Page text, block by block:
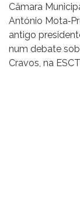
Câmara
António
antigo
num debate
Cravos, na